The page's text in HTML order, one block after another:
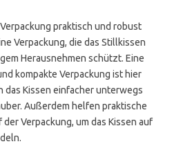
praktisch und robust
Verpackung, die das Stillkissen
Herausnehmen schützt. Eine
kompakte Verpackung ist hier
das Kissen einfacher unterwegs
Außerdem helfen praktische
Verpackung, um das Kissen auf